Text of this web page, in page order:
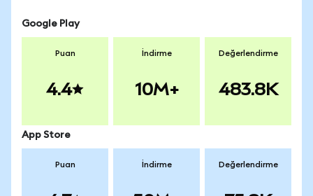
Google Play
Puan
4.4
İndirme
10M+
Değerlendirme
483.8K
App Store
Puan İndirme Değerlendirme